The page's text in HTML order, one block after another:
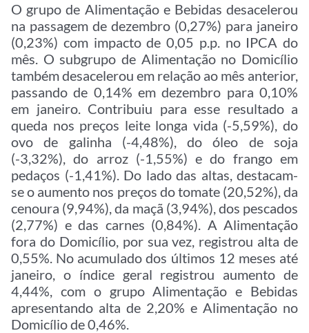
O grupo de Alimentação e Bebidas desacelerou
na passagem de dezembro (0,27%) para janeiro
(0,23%) com impacto de 0,05 p.p. no IPCA do
mês. O subgrupo de Alimentação no Domicílio
também desacelerou em relação ao mês anterior,
passando de 0,14% em dezembro para 0,10%
em janeiro. Contribuiu para esse resultado a
queda nos preços leite longa vida (-5,59%), do
ovo de galinha (-4,48%), do óleo de soja
(-3,32%), do arroz (-1,55%) e do frango em
pedaços (-1,41%). Do lado das altas, destacam-
se o aumento nos preços do tomate (20,52%), da
cenoura (9,94%), da maçã (3,94%), dos pescados
(2,77%) e das carnes (0,84%). A Alimentação
fora do Domicílio, por sua vez, registrou alta de
0,55%. No acumulado dos últimos 12 meses até
janeiro, o índice geral registrou aumento de
4,44%, com o grupo Alimentação e Bebidas
apresentando alta de 2,20% e Alimentação no
Domicílio de 0,46%.